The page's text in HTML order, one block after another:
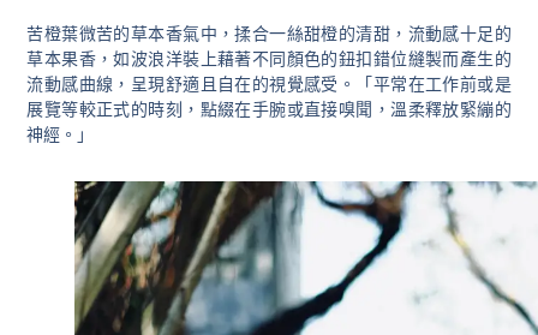
苦橙葉微苦的草本香氣中，揉合一絲甜橙的清甜，流動感十足的
草本果香，如波浪洋裝上藉著不同顏色的鈕扣錯位縫製而產生的
流動感曲線，呈現舒適且自在的視覺感受。「平常在工作前或是
展覽等較正式的時刻，點綴在手腕或直接嗅聞，溫柔釋放緊繃的
神經。」